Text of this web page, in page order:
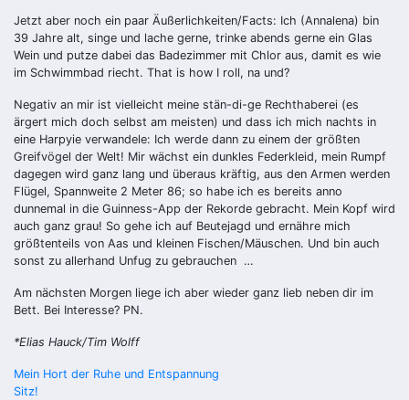
Jetzt aber noch ein paar Äußerlichkeiten/Facts: Ich (Annalena) bin
39 Jahre alt, singe und lache gerne, trinke abends gerne ein Glas
Wein und putze dabei das Badezimmer mit Chlor aus, damit es wie
im Schwimmbad riecht. That is how I roll, na und?
Negativ an mir ist vielleicht meine stän-di-ge Rechthaberei (es
ärgert mich doch selbst am meisten) und dass ich mich nachts in
eine Harpyie verwandele: Ich werde dann zu einem der größten
Greifvögel der Welt! Mir wächst ein dunkles Federkleid, mein Rumpf
dagegen wird ganz lang und überaus kräftig, aus den Armen werden
Flügel, Spannweite 2 Meter 86; so habe ich es bereits anno
dunnemal in die Guinness-App der Rekorde gebracht. Mein Kopf wird
auch ganz grau! So gehe ich auf Beutejagd und ernähre mich
größtenteils von Aas und kleinen Fischen/Mäuschen. Und bin auch
sonst zu allerhand Unfug zu gebrauchen …
Am nächsten Morgen liege ich aber wieder ganz lieb neben dir im
Bett. Bei Interesse? PN.
*Elias Hauck/Tim Wolff
Beitragsnavigation
Mein Hort der Ruhe und Entspannung
Sitz!